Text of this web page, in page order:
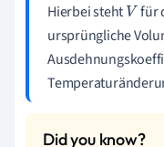
Hierbei steht V für
ursprüngliche